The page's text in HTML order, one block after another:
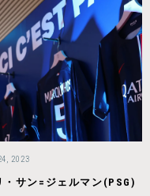
2023
・サン=ジェルマン(PSG)